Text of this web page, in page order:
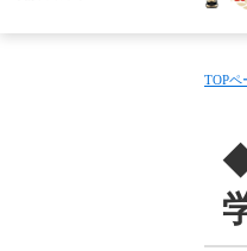
TOPペ